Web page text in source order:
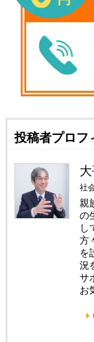
投稿者プロフ
社
親
の
し
方
を
況
サ
お